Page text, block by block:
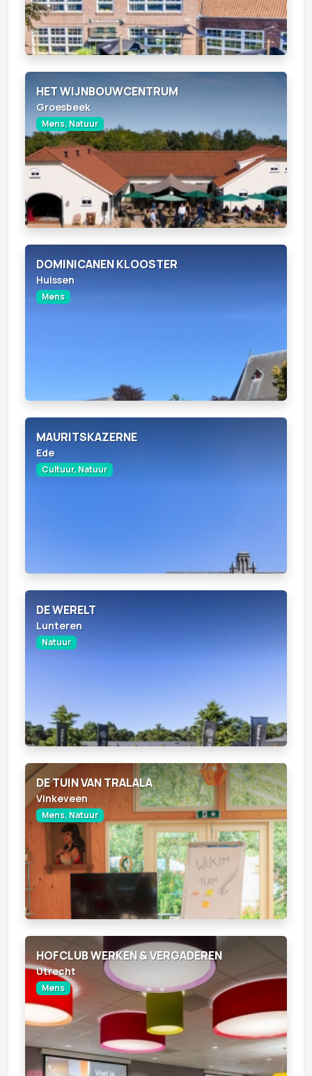
HET WIJNBOUWCENTRUM
Groesbeek
Mens, Natuur
DOMINICANEN KLOOSTER
Huissen
Mens
MAURITSKAZERNE
Ede
Cultuur, Natuur
DE WERELT
Lunteren
Natuur
DE TUIN VAN TRALALA
Vinkeveen
Mens, Natuur
HOFCLUB WERKEN & VERGADEREN
Utrecht
Mens